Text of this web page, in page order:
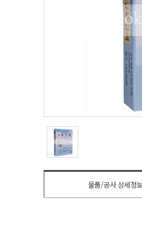
물품/공사 상세정